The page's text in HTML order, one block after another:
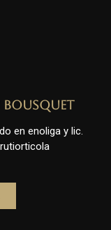
Bousquet
en enoliga y lic.